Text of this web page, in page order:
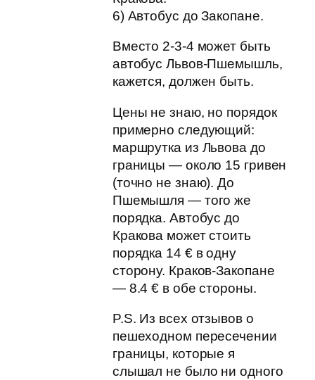
6) Автобус до Закопане.
Вместо 2-3-4 может быть
автобус Львов-Пшемышль,
кажется, должен быть.
Цены не знаю, но порядок
примерно следующий:
маршрутка из Львова до
границы — около 15 гривен
(точно не знаю). До
Пшемышля — того же
порядка. Автобус до
Кракова может стоить
порядка 14 € в одну
сторону. Краков-Закопане
— 8.4 € в обе стороны.
P.S. Из всех отзывов о
пешеходном пересечении
границы, которые я
слышал не было ни одного